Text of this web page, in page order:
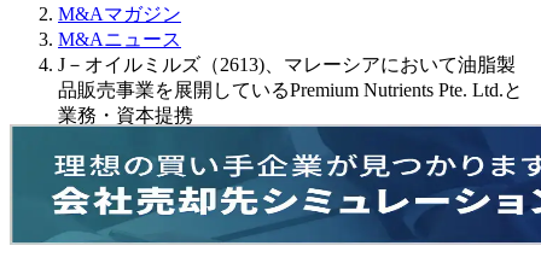
M&Aマガジン
M&Aニュース
J－オイルミルズ（2613)、マレーシアにおいて油脂製
品販売事業を展開しているPremium Nutrients Pte. Ltd.と
業務・資本提携